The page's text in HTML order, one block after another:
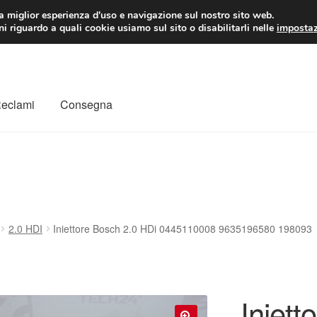
EUR Lun-Ven
Consegna
2.0 HDI Iniettore Bosch 2.0 HDi 0445110008 9635196580 198093
esperienza d'uso e navigazione sul nostro sito web.
riguardo a quali cookie usiamo sul sito o disabilitarli nelle